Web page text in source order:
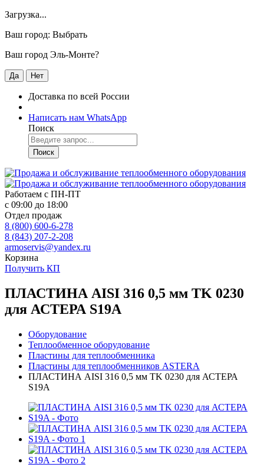
Загрузка...
Ваш город: Выбрать
Ваш город Эль-Монте?
Да Нет
Доставка по всей России
Написать нам WhatsApp
Поиск
Поиск
Работаем с ПН-ПТ
с 09:00 до 18:00
Отдел продаж
8 (800) 600-6-278
8 (843) 207-2-208
armoservis@yandex.ru
Корзина
Получить КП
ПЛАСТИНА AISI 316 0,5 мм TK 0230
для АСТЕРА S19A
Оборудование
Теплообменное оборудование
Пластины для теплообменника
Пластины для теплообменников ASTERA
ПЛАСТИНА AISI 316 0,5 мм TK 0230 для АСТЕРА
S19A